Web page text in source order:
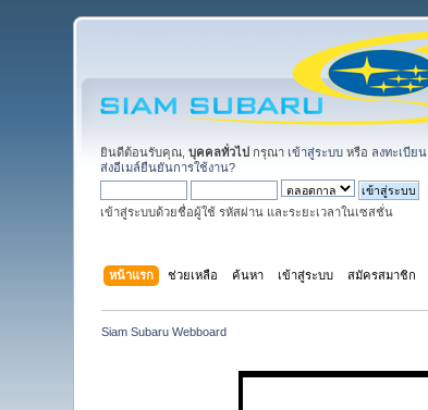
ยินดีต้อนรับคุณ,บุคคลทั่วไป กรุณา เข้าสู่ระบบ หรือ ลงทะเบียน
ส่งอีเมล์ยืนยันการใช้งาน?
เข้าสู่ระบบด้วยชื่อผู้ใช้ รหัสผ่าน และระยะเวลาในเซสชั่น
หน้าแรก ช่วยเหลือ ค้นหา เข้าสู่ระบบ สมัครสมาชิก
Siam Subaru Webboard